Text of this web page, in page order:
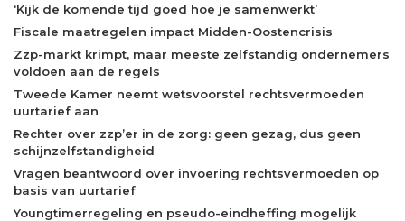
‘Kijk de komende tijd goed hoe je samenwerkt’
Fiscale maatregelen impact Midden-Oostencrisis
Zzp-markt krimpt, maar meeste zelfstandig ondernemers
voldoen aan de regels
Tweede Kamer neemt wetsvoorstel rechtsvermoeden
uurtarief aan
Rechter over zzp’er in de zorg: geen gezag, dus geen
schijnzelfstandigheid
Vragen beantwoord over invoering rechtsvermoeden op
basis van uurtarief
Youngtimerregeling en pseudo-eindheffing mogelijk